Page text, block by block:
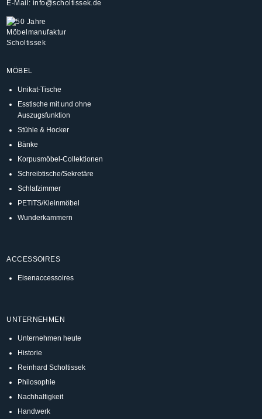
E-Mail: info@scholtissek.de
MÖBEL
Unikat-Tische
Esstische mit und ohne
Auszugsfunktion
Stühle & Hocker
Bänke
Korpusmöbel-Collektionen
Schreibtische/Sekretäre
Schlafzimmer
PETITS/Kleinmöbel
Wunderkammern
ACCESSOIRES
Eisenaccessoires
UNTERNEHMEN
Unternehmen heute
Historie
Reinhard Scholtissek
Philosophie
Nachhaltigkeit
Handwerk